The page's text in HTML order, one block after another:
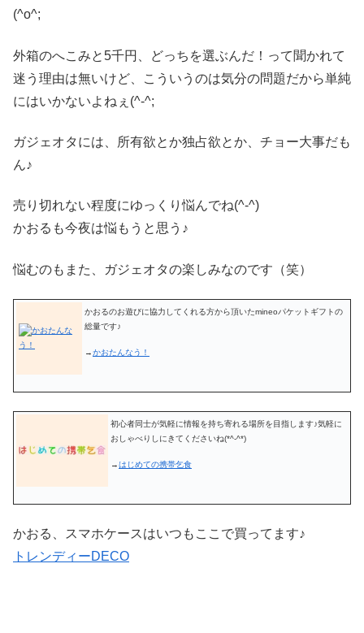
(^o^;
外箱のへこみと5千円、どっちを選ぶんだ！って聞かれて
迷う理由は無いけど、こういうのは気分の問題だから単純
にはいかないよねぇ(^-^;
ガジェオタには、所有欲とか独占欲とか、チョー大事だも
ん♪
売り切れない程度にゆっくり悩んでね(^-^)
かおるも今夜は悩もうと思う♪
悩むのもまた、ガジェオタの楽しみなのです（笑）
かおるのお遊びに協力してくれる方から頂いたmineoパケットギフトの
総量です♪
→かおたんなう！
初心者同士が気軽に情報を持ち寄れる場所を目指します♪気軽に
おしゃべりしにきてくださいね(*^-^*)
→はじめての携帯乞食
かおる、スマホケースはいつもここで買ってます♪
トレンディーDECO